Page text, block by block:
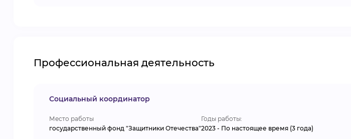
Профессиональная деятельность
Социальный координатор
Место работы
государственный фонд "Защитники Отечества"
Годы работы:
2023 - По настоящее время (3 года)